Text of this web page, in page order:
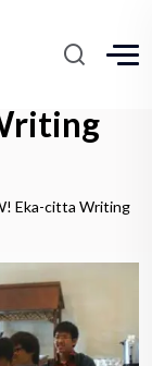
Eka-citta Writing